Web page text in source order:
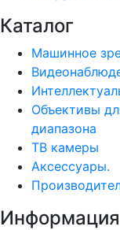
Каталог
Машинное
Объективы
диапазона
ТВ камеры
Аксессуары.
Информация